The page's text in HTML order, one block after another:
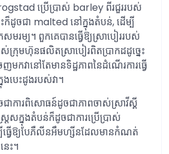
ប្រើប្រាស់ barley ពីរជួររបស់
ក៏ដូចជា malted នៅក្នុងតំបន់, ដើម្បី
សមរម្យ។ ពួកគេបានធ្វើឱ្យស្រាបៀររបស់
ក្រុមហ៊ុនផលិតស្រាបៀរពិតប្រាកដដូច្នេះ
កវានៅតែមានទិដ្ឋភាពនៃដំណើរការធ្វើ
បេះដូងរបស់វា។
ាការពិសោធន៍ដូចជាភាពចាស់ស្រាវីស្គី
េសក្នុងតំបន់ក៏ដូចជាការប្រើប្រាស់
ធ្វើឱ្យបែភឺលីនអឹមហ្សីនដែលមានកំណត់
ះ។